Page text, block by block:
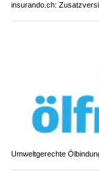
insurando.ch:
Umweltgerechte